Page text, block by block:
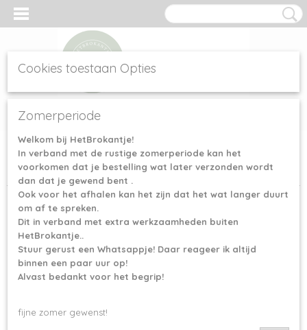
Home> Haak- & Breinaalden>KnitPro Symfonie (verwisselbaar
rondbrei)>KnitPro Symfonie verwisselbare breipunten - 7 mm
Cookies toestaan Opties
Zomerperiode
Welkom bij HetBrokantje!
In verband met de rustige zomerperiode kan het
voorkomen dat je bestelling wat later verzonden wordt
dan dat je gewend bent .
Ook voor het afhalen kan het zijn dat het wat langer duurt
om af te spreken.
Dit in verband met extra werkzaamheden buiten
HetBrokantje..
Stuur gerust een Whatsappje! Daar reageer ik altijd
binnen een paar uur op!
Alvast bedankt voor het begrip!
fijne zomer gewenst!